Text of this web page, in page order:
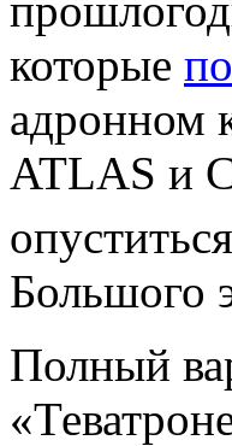
которые
адронном
ATLAS и
Большого
Полный